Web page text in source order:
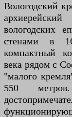
Вологодский
вологодских
стенами в
компактный
века рядом с
"малого
550